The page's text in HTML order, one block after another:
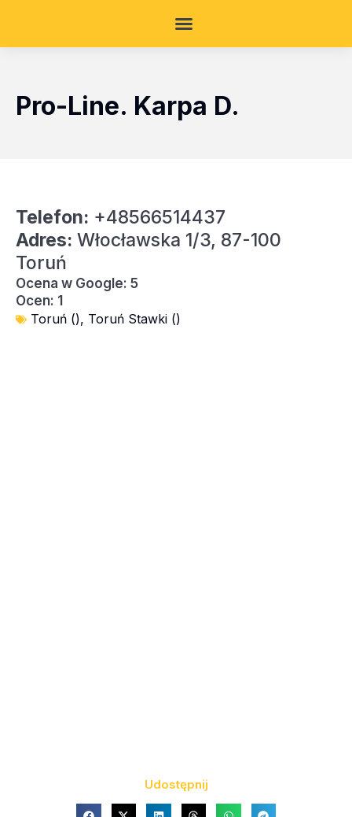
Pro-Line. Karpa D.
Telefon: +48566514437
Adres: Włocławska 1/3, 87-100
Toruń
Ocena w Google: 5
Ocen: 1
Toruń (), Toruń Stawki ()
Udostępnij